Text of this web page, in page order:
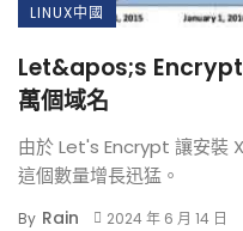
LINUX中國
Let&apos;s Encrypt
萬個域名
由於 Let's Encrypt 讓安裝
這個數量增長迅猛。
By Rain 2024 年 6 月 14 日